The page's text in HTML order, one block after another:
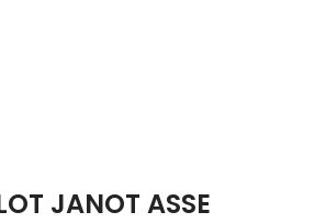
JANOT ASSE